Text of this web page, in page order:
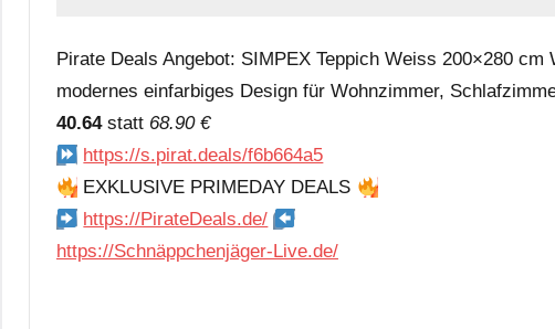
Pirate Deals Angebot: SIMPEX Teppich Weiss 200×280
modernes einfarbiges Design für Wohnzimmer,
40.64statt 68.90 €
https://s.pirat.deals/f6b664a5
EXKLUSIVE PRIMEDAY DEALS
https://PirateDeals.de/
https://Schnäppchenjäger-Live.de/